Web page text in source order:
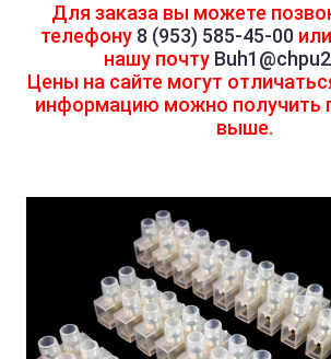
Для заказа вы можете
телефону 8 (953) 585-45-00
нашу почту
Цены на сайте могут
информацию можно получить
выше.